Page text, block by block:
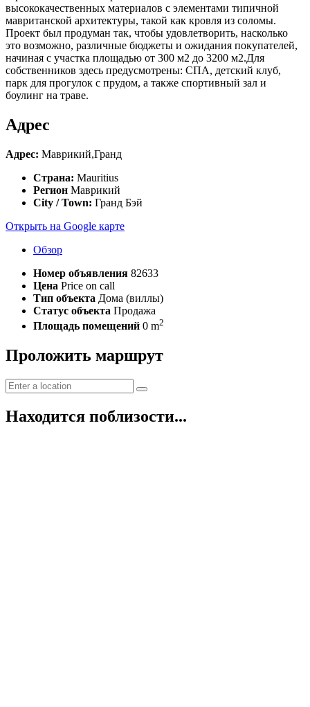
высококачественных материалов с элементами типичной
мавританской архитектуры, такой как кровля из соломы.
Проект был продуман так, чтобы удовлетворить, насколько
это возможно, различные бюджеты и ожидания покупателей,
начиная с участка площадью от 300 м2 до 3200 м2.Для
собственников здесь предусмотрены: СПА, детский клуб,
парк для прогулок с прудом, а также спортивный зал и
боулинг на траве.
Адрес
Адрес: Маврикий,Гранд
Страна: Mauritius
Регион Маврикий
City / Town: Гранд Бэй
Открыть на Google карте
Обзор
Номер объявления 82633
Цена Price on call
Тип объекта Дома (виллы)
Статус объекта Продажа
Площадь помещений 0 m2
Проложить маршрут
Находится поблизости...